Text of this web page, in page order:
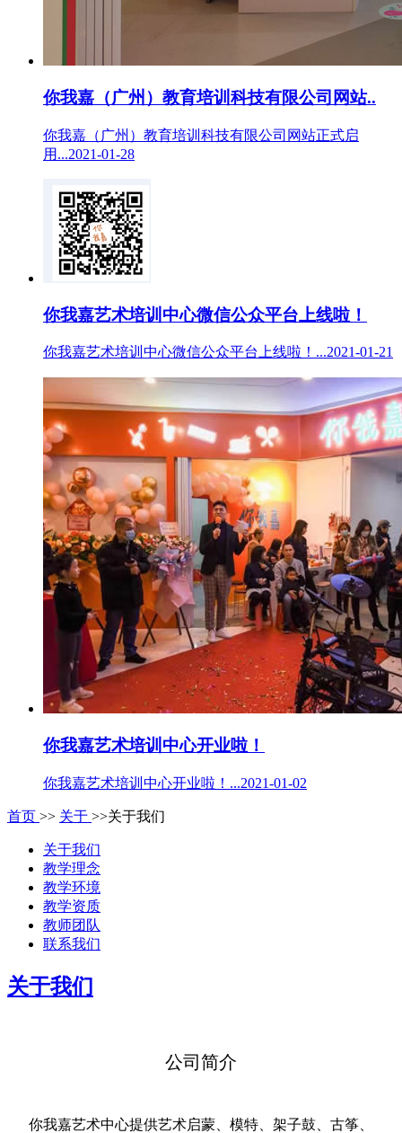
你我嘉（广州）教育培训科技有限公司网站..
你我嘉（广州）教育培训科技有限公司网站正式启
用...2021-01-28
你我嘉艺术培训中心微信公众平台上线啦！
你我嘉艺术培训中心微信公众平台上线啦！...2021-01-21
你我嘉艺术培训中心开业啦！
你我嘉艺术培训中心开业啦！...2021-01-02
首页 >> 关于 >>关于我们
关于我们
教学理念
教学环境
教学资质
教师团队
联系我们
关于我们
公司简介
你我嘉艺术中心提供艺术启蒙、模特、架子鼓、古筝、